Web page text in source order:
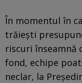
În momentul în
trăiești
riscuri înseamnă
fond, echipe
neclar, la